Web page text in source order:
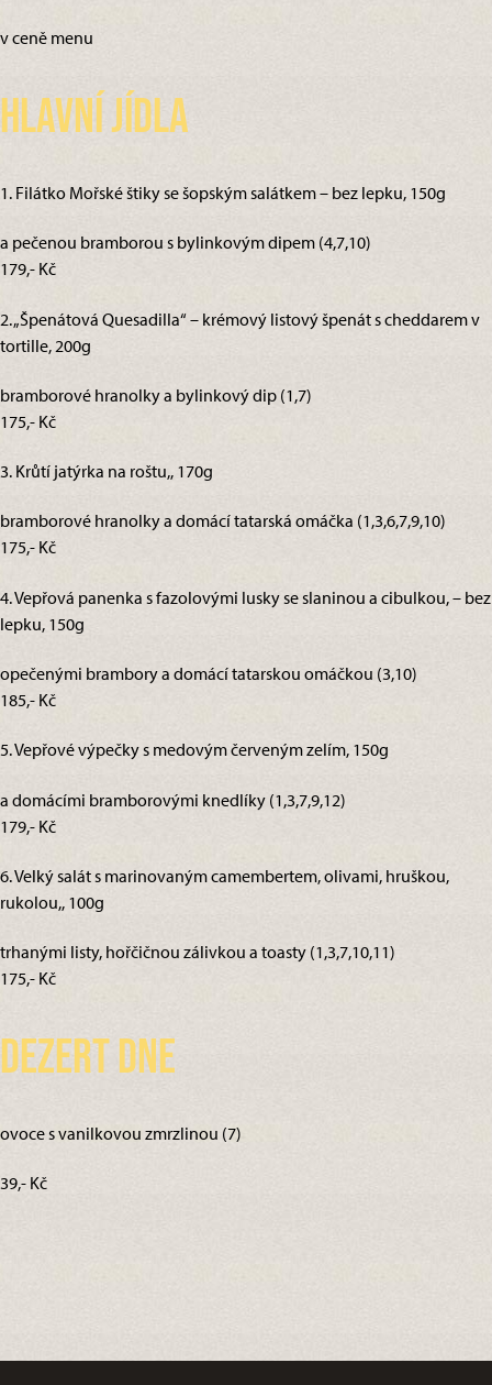
v ceně menu
Hlavní jídla
1. Filátko Mořské štiky se šopským salátkem – bez lepku, 150g
a pečenou bramborou s bylinkovým dipem (4,7,10)
179,- Kč
2. „Špenátová Quesadilla“ – krémový listový špenát s cheddarem v
tortille, 200g
bramborové hranolky a bylinkový dip (1,7)
175,- Kč
3. Krůtí jatýrka na roštu,, 170g
bramborové hranolky a domácí tatarská omáčka (1,3,6,7,9,10)
175,- Kč
4. Vepřová panenka s fazolovými lusky se slaninou a cibulkou, – bez
lepku, 150g
opečenými brambory a domácí tatarskou omáčkou (3,10)
185,- Kč
5. Vepřové výpečky s medovým červeným zelím, 150g
a domácími bramborovými knedlíky (1,3,7,9,12)
179,- Kč
6. Velký salát s marinovaným camembertem, olivami, hruškou,
rukolou,, 100g
trhanými listy, hořčičnou zálivkou a toasty (1,3,7,10,11)
175,- Kč
Dezert dne
ovoce s vanilkovou zmrzlinou (7)
39,- Kč